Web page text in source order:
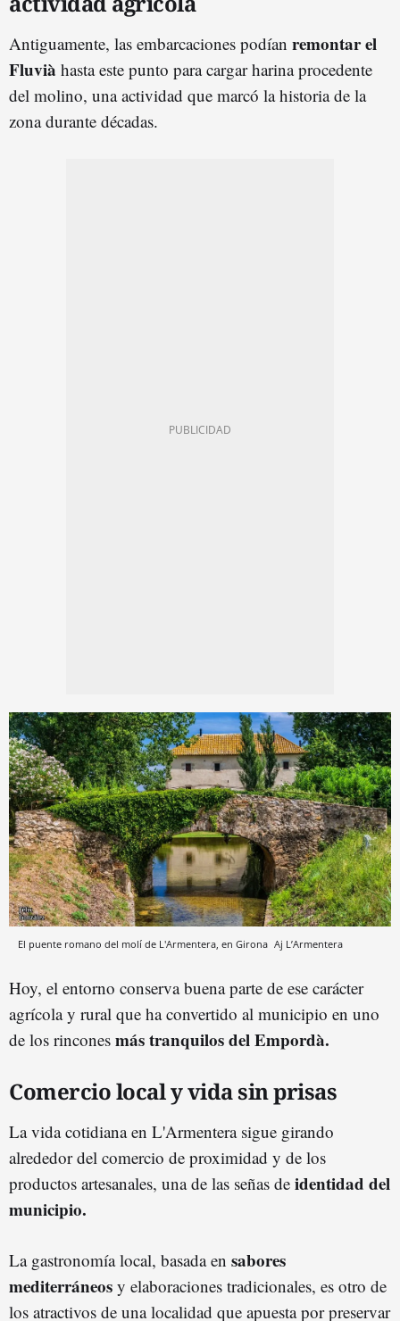
Antiguamente, las embarcaciones podían remontar el
Fluvià hasta este punto para cargar harina procedente
del molino, una actividad que marcó la historia de la
zona durante décadas.
El puente romano del molí de L'Armentera, en Girona Aj L’Armentera
Hoy, el entorno conserva buena parte de ese carácter
agrícola y rural que ha convertido al municipio en uno
de los rincones más tranquilos del Empordà.
Comercio local y vida sin prisas
La vida cotidiana en L'Armentera sigue girando
alrededor del comercio de proximidad y de los
productos artesanales, una de las señas de identidad del
municipio.
La gastronomía local, basada en sabores
mediterráneos y elaboraciones tradicionales, es otro de
los atractivos de una localidad que apuesta por preservar